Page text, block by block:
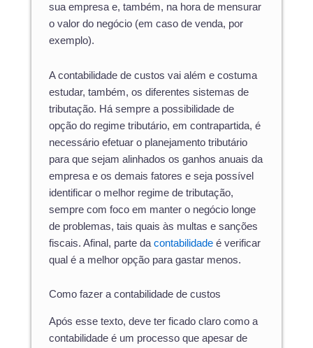
sua empresa e, também, na hora de mensurar
o valor do negócio (em caso de venda, por
exemplo).
A contabilidade de custos vai além e costuma
estudar, também, os diferentes sistemas de
tributação. Há sempre a possibilidade de
opção do regime tributário, em contrapartida, é
necessário efetuar o planejamento tributário
para que sejam alinhados os ganhos anuais da
empresa e os demais fatores e seja possível
identificar o melhor regime de tributação,
sempre com foco em manter o negócio longe
de problemas, tais quais às multas e sanções
fiscais. Afinal, parte da contabilidade é verificar
qual é a melhor opção para gastar menos.
Como fazer a contabilidade de custos
Após esse texto, deve ter ficado claro como a
contabilidade é um processo que apesar de